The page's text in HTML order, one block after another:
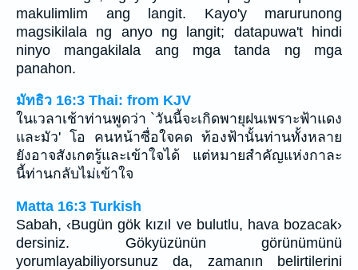
makulimlim ang langit. Kayo'y marurunong
magsikilala ng anyo ng langit; datapuwa't hindi
ninyo mangakilala ang mga tanda ng mga
panahon.
มัทธิว 16:3 Thai: from KJV
ในเวลาเช้าท่านพูดว่า `วันนี้จะเกิดพายุฝนเพราะฟ้าแดง
และมัว' โอ คนหน้าซื่อใจคด ท้องฟ้านั้นท่านทั้งหลาย
ยังอาจสังเกตรู้และเข้าใจได้ แต่หมายสำคัญแห่งกาละ
นี้ท่านกลับไม่เข้าใจ
Matta 16:3 Turkish
Sabah, ‹Bugün gök kızıl ve bulutlu, hava bozacak›
dersiniz. Gökyüzünün görünümünü
yorumlayabiliyorsunuz da, zamanın belirtilerini